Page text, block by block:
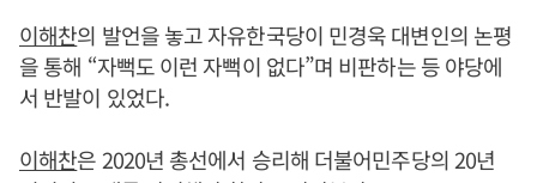
이해찬의 발언을 놓고 자유한국당이 민경욱 대변인의 논평
을 통해 “자뻑도 이런 자뻑이 없다”며 비판하는 등 야당에
서 반발이 있었다.
이해찬은 2020년 총선에서 승리해 더불어민주당의 20년